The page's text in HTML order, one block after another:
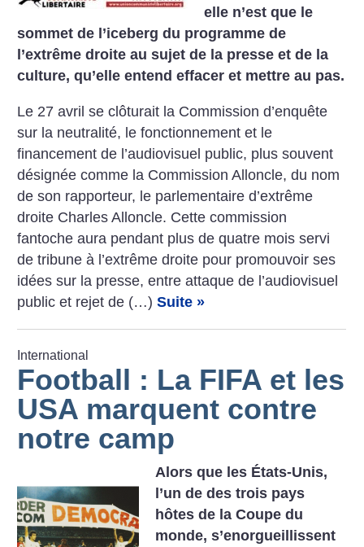
elle n’est que le
sommet de l’iceberg du programme de
l’extrême droite au sujet de la presse et de la
culture, qu’elle entend effacer et mettre au pas.
Le 27 avril se clôturait la Commission d’enquête
sur la neutralité, le fonctionnement et le
financement de l’audiovisuel public, plus souvent
désignée comme la Commission Alloncle, du nom
de son rapporteur, le parlementaire d’extrême
droite Charles Alloncle. Cette commission
fantoche aura pendant plus de quatre mois servi
de tribune à l’extrême droite pour promouvoir ses
idées sur la ­presse, entre attaque de l’audiovisuel
public et rejet de (…)Suite »
International
Football : La FIFA et les
USA marquent contre
notre camp
Alors que les États-Unis,
l’un de des trois pays
hôtes de la Coupe du
monde, s’enorgueillissent